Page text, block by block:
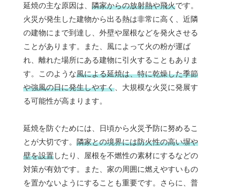
延焼の主な原因は、 隣家からの放射熱や飛火です。
火災が発生した建物から出る熱は非常に高く、近隣
の建物にまで到達し、外壁や屋根などを発火させる
ことがあります。また、風によって火の粉が運ば
れ、離れた場所にある建物に引火することもありま
す。このような風による延焼は、特に乾燥した季節
や強風の日に発生しやすく 、大規模な火災に発展す
る可能性が高まります。
延焼を防ぐためには、日頃から火災予防に努めるこ
とが大切です。 隣家との境界には防火性の高い塀や
壁を設置したり、屋根を不燃性の素材にするなどの
対策が有効です。また、家の周囲に燃えやすいもの
を置かないようにすることも重要です。さらに、普